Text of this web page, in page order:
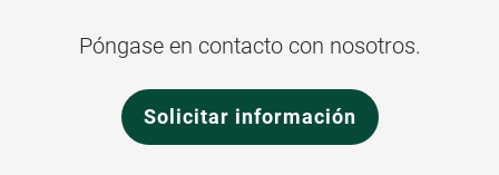
Póngase en contacto con nosotros.
Solicitar información